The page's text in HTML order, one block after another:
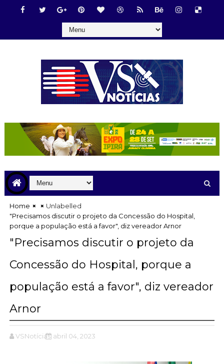
Home
Unlabelled
"Precisamos discutir o projeto da Concessão do Hospital,
porque a população está a favor", diz vereador Arnor
"Precisamos discutir o projeto da
Concessão do Hospital, porque a
população está a favor", diz vereador
Arnor
VSNotícias abril 04, 2023